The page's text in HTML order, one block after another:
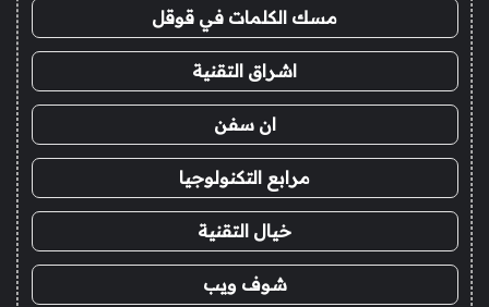
مسك الكلمات في قوقل
اشراق التقنية
ان سفن
مرابع التكنولوجيا
خيال التقنية
شوف ويب